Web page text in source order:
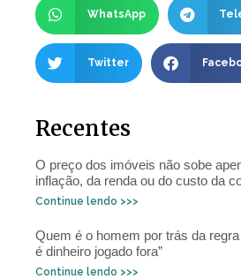
WhatsApp
Twitter
Recentes
O preço dos imóveis não sobe
inflação, da renda ou do custo da
Continue lendo >>>
Quem é o homem por trás da
é dinheiro jogado fora”
Continue lendo >>>